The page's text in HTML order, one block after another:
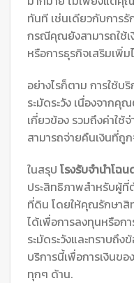
ทันที เช่นเดียวกับการ
กรณีคุณยังสามารถใช้เ
หรือการธุรกิจเสริมเพิ่
อย่างไรก็ตาม การใช้
ระมัดระวัง เนื่องจากคุ
เกี่ยวข้อง รวมถึงค่าใช้
สามารถจ่ายคืนเงินที่ถู
ในสรุป โรงรับจำนำโฉ
ประสิทธิภาพสำหรับผู้ที่
ที่ดิน โดยให้คุณรักษาสิ
ได้เพื่อการลงทุนหรือก
ระมัดระวังและทราบถึ
บริการนี้เพื่อการเงินข
ทุกๆ ด้าน.